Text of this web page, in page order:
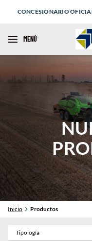
CONCESIONARIO
MENÚ
Inicio Productos